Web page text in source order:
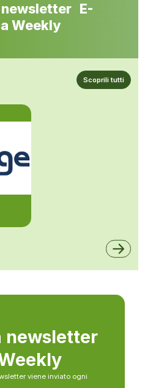
E-
Weekly
Scoprili tutti
newsletter
viene inviato ogni